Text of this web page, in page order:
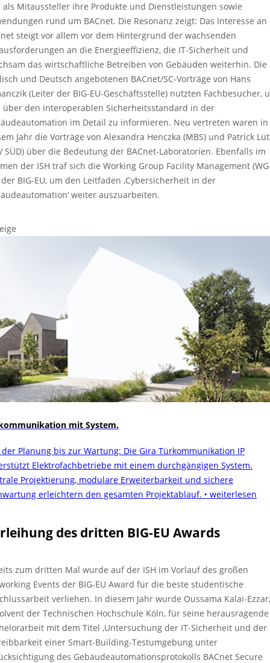
als Mitaussteller ihre Produkte und Dienstleistungen sowie
rund um BACnet. Die Resonanz zeigt: Das Interesse an
steigt vor allem vor dem Hintergrund der wachsenden
an die Energieeffizienz, die IT-Sicherheit und
das wirtschaftliche Betreiben von Gebäuden weiterhin. Die
und Deutsch angebotenen BACnet/SC-Vorträge von Hans
(Leiter der BIG-EU-Geschäftsstelle) nutzten Fachbesucher,
über den interoperablen Sicherheitsstandard in der
im Detail zu informieren. Neu vertreten waren in
Jahr die Vorträge von Alexandra Henczka (MBS) und Patrick
SÜD) über die Bedeutung der BACnet-Laboratorien. Ebenfalls im
der ISH traf sich die Working Group Facility Management
der BIG-EU, um den Leitfaden ‚Cybersicherheit in der
weiter auszuarbeiten.
mit System.
der Planung bis zur Wartung: Die Gira Türkommunikation IP
Elektrofachbetriebe mit einem durchgängigen System.
Projektierung, modulare Erweiterbarkeit und sichere
erleichtern den gesamten Projektablauf. ‣ weiterlesen
des dritten BIG-EU Awards
zum dritten Mal wurde auf der ISH im Vorlauf des großen
Events der BIG-EU Award für die beste studentische
verliehen. In diesem Jahr wurde Oussama Kalai-Ezzar,
der Technischen Hochschule Köln, für seine herausragende
mit dem Titel ‚Untersuchung der IT-Sicherheit und der
einer Smart-Building-Testumgebung unter
des Gebäudeautomationsprotokolls BACnet Secure